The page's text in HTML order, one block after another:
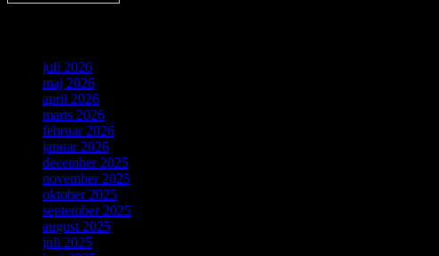
juli 2026
maj 2026
april 2026
marts 2026
februar 2026
januar 2026
december 2025
november 2025
oktober 2025
september 2025
august 2025
juli 2025